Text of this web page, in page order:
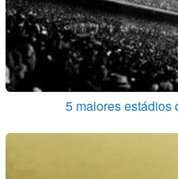
5 maiores estádios